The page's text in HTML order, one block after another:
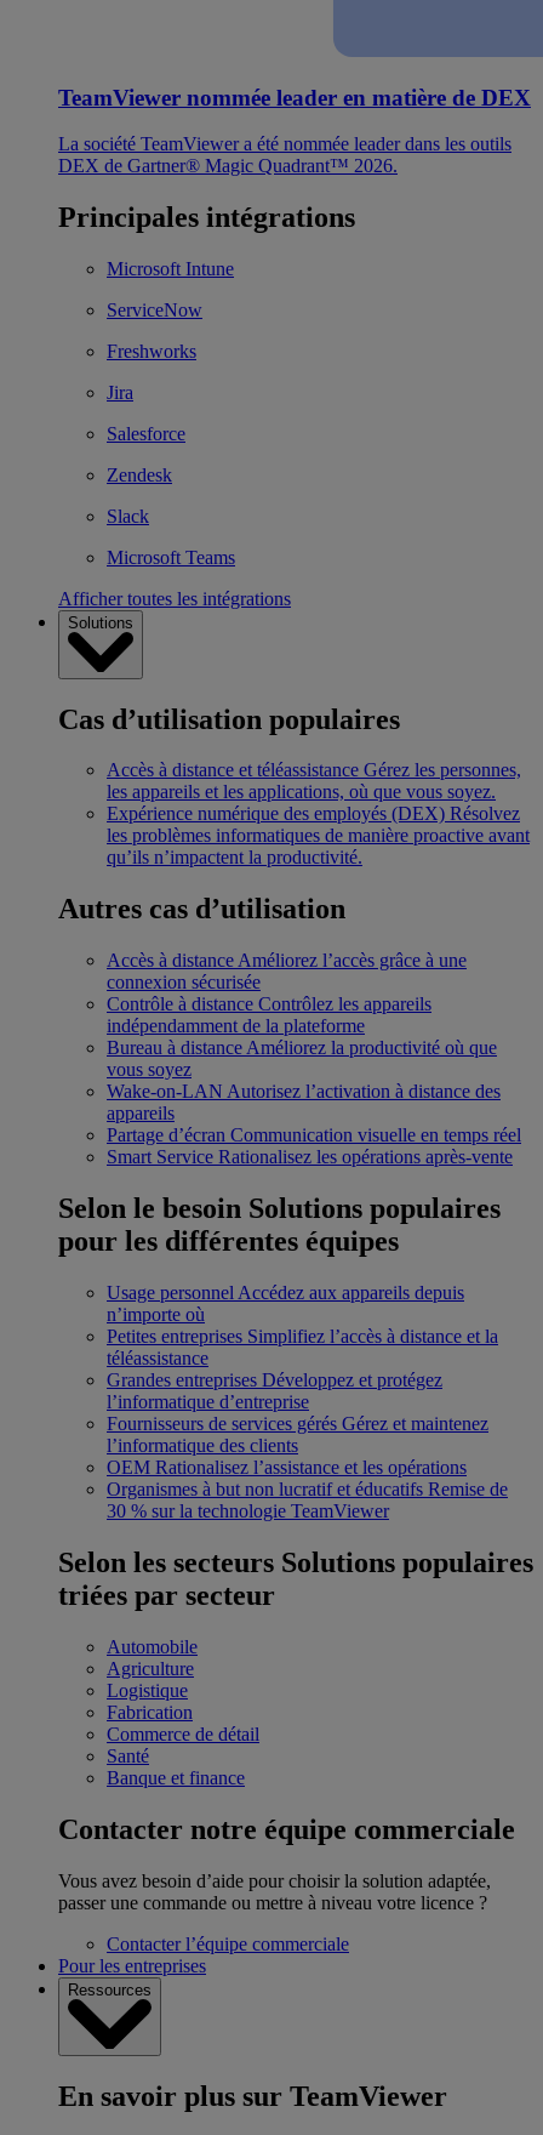
TeamViewer nommée leader en matière de DEX
La société TeamViewer a été nommée leader dans les outils
DEX de Gartner® Magic Quadrant™ 2026.
Principales intégrations
Microsoft Intune
ServiceNow
Freshworks
Jira
Salesforce
Zendesk
Slack
Microsoft Teams
Afficher toutes les intégrations
Solutions
Cas d’utilisation populaires
Accès à distance et téléassistance Gérez les personnes,
les appareils et les applications, où que vous soyez.
Expérience numérique des employés (DEX) Résolvez
les problèmes informatiques de manière proactive avant
qu’ils n’impactent la productivité.
Autres cas d’utilisation
Accès à distance Améliorez l’accès grâce à une
connexion sécurisée
Contrôle à distance Contrôlez les appareils
indépendamment de la plateforme
Bureau à distance Améliorez la productivité où que
vous soyez
Wake-on-LAN Autorisez l’activation à distance des
appareils
Partage d’écran Communication visuelle en temps réel
Smart Service Rationalisez les opérations après-vente
Selon le besoin Solutions populaires
pour les différentes équipes
Usage personnel Accédez aux appareils depuis
n’importe où
Petites entreprises Simplifiez l’accès à distance et la
téléassistance
Grandes entreprises Développez et protégez
l’informatique d’entreprise
Fournisseurs de services gérés Gérez et maintenez
l’informatique des clients
OEM Rationalisez l’assistance et les opérations
Organismes à but non lucratif et éducatifs Remise de
30 % sur la technologie TeamViewer
Selon les secteurs Solutions populaires
triées par secteur
Automobile
Agriculture
Logistique
Fabrication
Commerce de détail
Santé
Banque et finance
Contacter notre équipe commerciale
Vous avez besoin d’aide pour choisir la solution adaptée,
passer une commande ou mettre à niveau votre licence ?
Contacter l’équipe commerciale
Pour les entreprises
Ressources
En savoir plus sur TeamViewer